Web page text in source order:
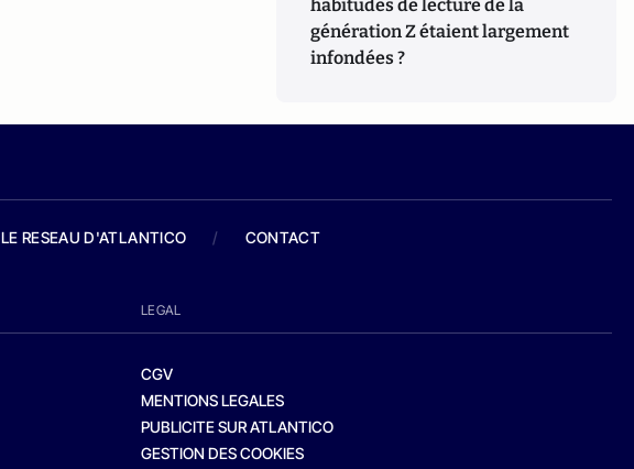
habitudes de lecture de la
génération Z étaient largement
infondées ?
LE RESEAU D'ATLANTICO / CONTACT
LEGAL
CGV
MENTIONS LEGALES
PUBLICITE SUR ATLANTICO
GESTION DES COOKIES